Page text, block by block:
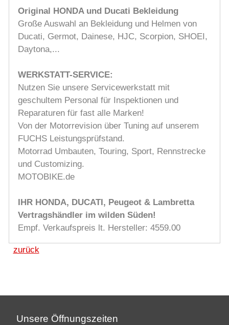
Original HONDA und Ducati Bekleidung
Große Auswahl an Bekleidung und Helmen von
Ducati, Germot, Dainese, HJC, Scorpion, SHOEI,
Daytona,...
WERKSTATT-SERVICE:
Nutzen Sie unsere Servicewerkstatt mit
geschultem Personal für Inspektionen und
Reparaturen für fast alle Marken!
Von der Motorrevision über Tuning auf unserem
FUCHS Leistungsprüfstand.
Motorrad Umbauten, Touring, Sport, Rennstrecke
und Customizing.
MOTOBIKE.de
IHR HONDA, DUCATI, Peugeot & Lambretta
Vertragshändler im wilden Süden!
Empf. Verkaufspreis lt. Hersteller: 4559.00
zurück
Unsere Öffnungszeiten